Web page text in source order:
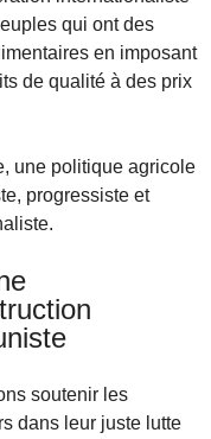
qui ont des
en imposant
de qualité à des prix
une politique agricole
progressiste et
soutenir les
dans leur juste lutte